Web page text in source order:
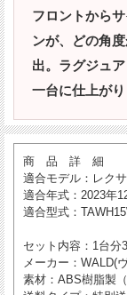
フロントから
ンが、どの角
出。ラグジュ
一台に仕上がり
商 品 詳 細
適合モデル ：レク
適合年式 ：2023年
適合型式 ：
セット内容 ：1台
メーカー ：WALD(
素材 ：ABS樹脂製